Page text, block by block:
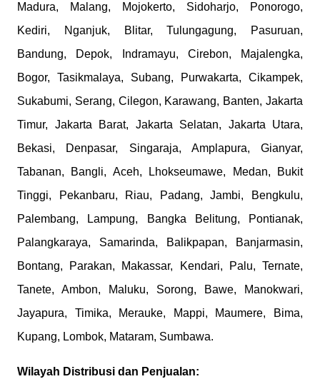
Madura, Malang, Mojokerto, Sidoharjo, Ponorogo,
Kediri, Nganjuk, Blitar, Tulungagung, Pasuruan,
Bandung, Depok, Indramayu, Cirebon, Majalengka,
Bogor, Tasikmalaya, Subang, Purwakarta, Cikampek,
Sukabumi, Serang, Cilegon, Karawang, Banten, Jakarta
Timur, Jakarta Barat, Jakarta Selatan, Jakarta Utara,
Bekasi, Denpasar, Singaraja, Amplapura, Gianyar,
Tabanan, Bangli, Aceh, Lhokseumawe, Medan, Bukit
Tinggi, Pekanbaru, Riau, Padang, Jambi, Bengkulu,
Palembang, Lampung, Bangka Belitung, Pontianak,
Palangkaraya, Samarinda, Balikpapan, Banjarmasin,
Bontang, Parakan, Makassar, Kendari, Palu, Ternate,
Tanete, Ambon, Maluku, Sorong, Bawe, Manokwari,
Jayapura, Timika, Merauke, Mappi, Maumere, Bima,
Kupang, Lombok, Mataram, Sumbawa.
Wilayah Distribusi dan Penjualan: